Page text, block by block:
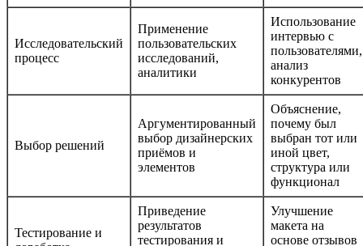
Исследовательский
процесс
Применение
пользовательских
исследований,
аналитики
Использование
интервью с
пользователями,
анализ
конкурентов
Выбор решений
Аргументированный
выбор дизайнерских
приёмов и
элементов
Объяснение,
почему был
выбран тот или
иной цвет,
структура или
функционал
Тестирование и
Приведение
результатов
тестирования и
Улучшение
макета на
основе отзывов